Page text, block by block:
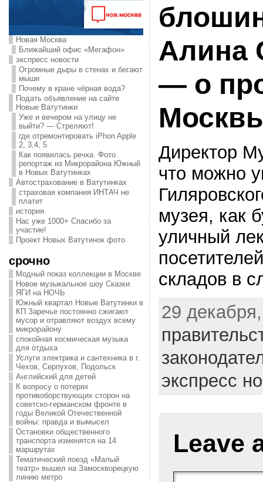
Новая Москва
Ближайший офис «Мегафон»
экспресс новости
Огромные дыры в стенах и бегают
мыши
Почему в кране чёрная вода?
Подать объявление на сайте
Новые Ватутинки
Уже и вечером на улицу не
выйти? — Стреляют!
где отремонтировать iPhon Apple
2, 3,4, 5
Как появилась речка. Фото
репортаж из Микрорайона Южный
в Новых Ватутинках
Автострахование в Ватутинках
страховая компания ИНТАЧ не
платит
история
Нас уже 1000+ Спасибо за
участие!
Проект Новых Ватутинок фото
срочно
Модный показ коллекции в Москве
Новое музыкальное шоу Сказки
ЯГИ на НОЧЬ
Южный квартал Новые Ватутинки в
КП Заречье постоянно сжигают
мусор и отравляют воздух всему
микрорайону
спокойная космическая музыка
для отдыха
Услуги электрика и сантехника в г.
Чехов, Серпухов, Подольск
Английский для детей
К вопросу о потерях
противоборствующих сторон на
советско-германском фронте в
годы Великой Отечественной
войны: правда и вымысел
Остановки общественного
транспорта изменятся на 14
маршрутах
Тематический поезд «Малый
театр» вышел на Замоскворецкую
линию метро
Алина
— о
Директор
что можно
музея, как
уличный
складов в
29
экспресс
Leave